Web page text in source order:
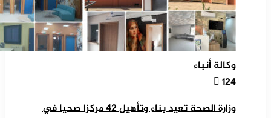
وكالة أنباء
124
وزارة الصحة تعيد بناء وتأهيل 42 مركزا صحيا في